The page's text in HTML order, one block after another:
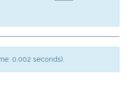
0.002 seconds).